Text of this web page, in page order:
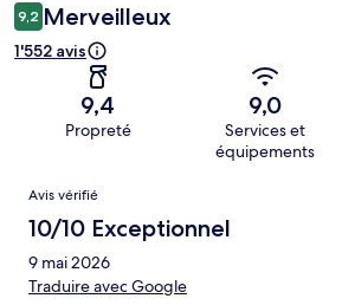
9,2 Merveilleux
1'552 avis
9,4
Propreté
9,0
Services et
équipements
Avis
Avis vérifié
10/10 Exceptionnel
9 mai 2026
Traduire avec Google